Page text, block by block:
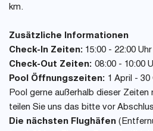
km.
Zusätzliche Informationen
Check-In Zeiten: 15:00 - 22:00 Uhr
Check-Out Zeiten: 08:00 - 10:00
Pool Öffnungszeiten: 1 April -
Pool gerne außerhalb dieser Zeiten
teilen Sie uns das bitte vor
Die nächsten Flughäfen